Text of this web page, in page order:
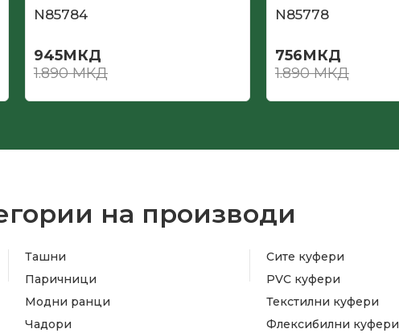
N85784
945МКД
1.890МКД
N85778
756МКД
1.890МКД
на производи
Ташни
Паричници
Модни ранци
Чадори
Сите куфери
PVC куфери
Текстилни куфери
Флексибилни куфери